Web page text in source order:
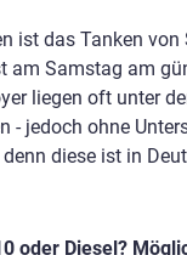
ist das Tanken von
am Samstag am
liegen oft unter
- jedoch ohne
diese ist in
oder Diesel?